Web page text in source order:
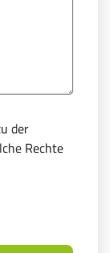
der
Rechte